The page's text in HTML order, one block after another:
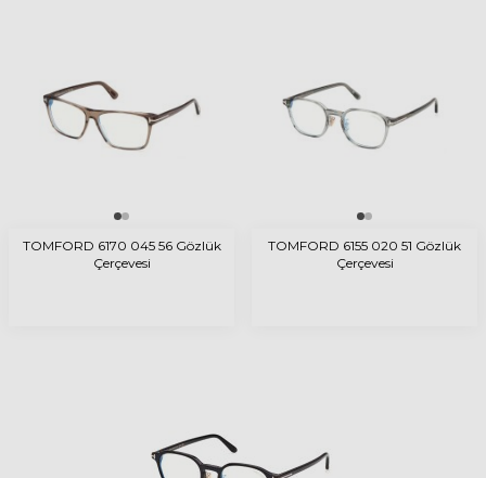
TOMFORD 6170 045 56 Gözlük
Çerçevesi
TOMFORD 6155 020 51 Gözlük
Çerçevesi